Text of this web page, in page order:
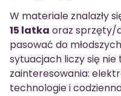
W materiale znalazły
15 latka oraz sprzęty/
pasować do
sytuacjach liczy się
zainteresowania:
technologie i